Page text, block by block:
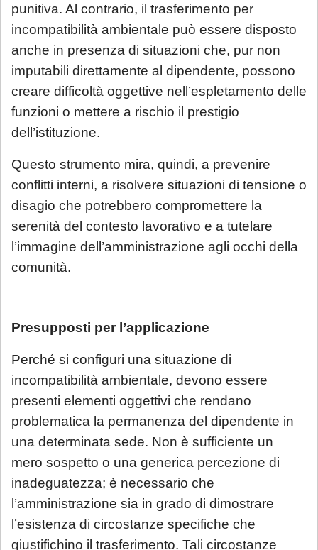
punitiva. Al contrario, il trasferimento per
incompatibilità ambientale può essere disposto
anche in presenza di situazioni che, pur non
imputabili direttamente al dipendente, possono
creare difficoltà oggettive nell’espletamento delle
funzioni o mettere a rischio il prestigio
dell’istituzione.
Questo strumento mira, quindi, a prevenire
conflitti interni, a risolvere situazioni di tensione o
disagio che potrebbero compromettere la
serenità del contesto lavorativo e a tutelare
l’immagine dell’amministrazione agli occhi della
comunità.
Presupposti per l’applicazione
Perché si configuri una situazione di
incompatibilità ambientale, devono essere
presenti elementi oggettivi che rendano
problematica la permanenza del dipendente in
una determinata sede. Non è sufficiente un
mero sospetto o una generica percezione di
inadeguatezza; è necessario che
l’amministrazione sia in grado di dimostrare
l’esistenza di circostanze specifiche che
giustifichino il trasferimento. Tali circostanze